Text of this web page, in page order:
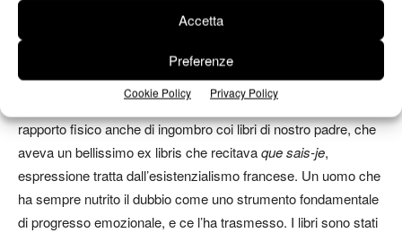
Accetta
Preferenze
Cookie Policy Privacy Policy
senza la carta la ritualità resta un po’ penalizzata: il
segnalibro, le annotazioni…
un’infanzia immersa nei libri, una parte fisica della sua vita:
«siamo cresciuti, mia sorella e io, in una casa di un uomo che
aveva più di 7.000 volumi, e abbiamo avuto sempre un
rapporto fisico anche di ingombro coi libri di nostro padre, che
aveva un bellissimo ex libris che recitavaque sais-je,
espressione tratta dall’esistenzialismo francese. Un uomo che
ha sempre nutrito il dubbio come uno strumento fondamentale
di progresso emozionale, e ce l’ha trasmesso. I libri sono stati